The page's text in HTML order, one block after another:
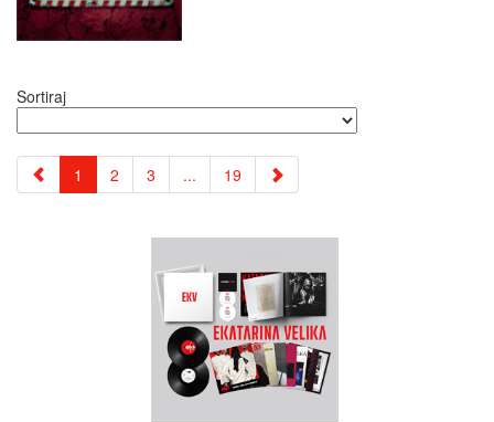
Sortiraj
1 2 3 ... 19